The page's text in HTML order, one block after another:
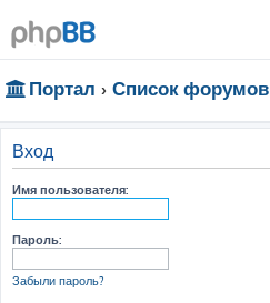
Портал Список форумов
Вход
Имя пользователя:
Пароль:
Забыли пароль?